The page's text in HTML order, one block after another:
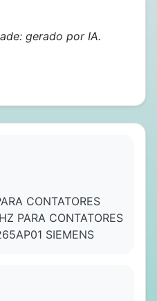
gerado por IA.
CONTATORES
PARA CONTATORES
SIEMENS